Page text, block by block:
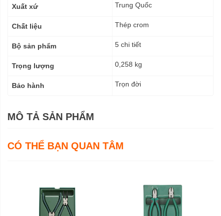
Xuất xứ Trung Quốc
Chất liệu Thép crom
Bộ sản phẩm 5 chi tiết
Trọng lượng 0,258 kg
Bảo hành Trọn đời
MÔ TẢ SẢN PHẨM
CÓ THỂ BẠN QUAN TÂM